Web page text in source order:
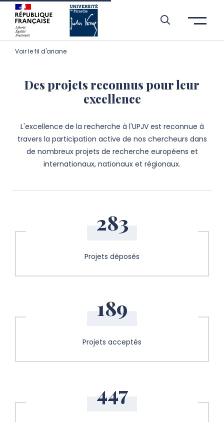
Aller à l’entête de page
Aller au menu principale
Aller au contenu principal
Aller à la recherche
Passer aux cookies
Aller au pied de page
Voir le fil d'ariane
Des projets reconnus pour leur
excellence
L'excellence de la recherche à l'UPJV est reconnue à
travers la participation active de nos chercheurs dans
de nombreux projets de recherche européens et
internationaux, nationaux et régionaux.
283
Projets déposés
189
Projets acceptés
447